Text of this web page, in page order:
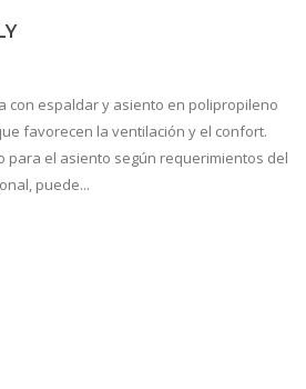
con espaldar y asiento en polipropileno
favorecen la ventilación y el confort.
para el asiento según requerimientos del
puede...